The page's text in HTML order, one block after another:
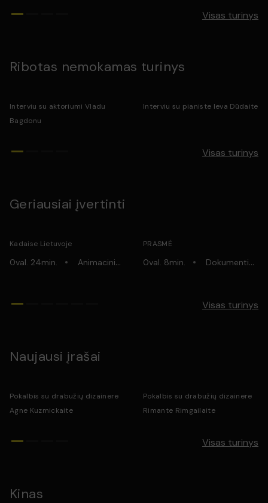
Donatas Bakėjus
Visas turinys
Ribotas nemokamas turinys
Interviu su aktoriumi Vladu
Bagdonu
Interviu su pianiste Ieva Dūdaite
Visas turinys
Geriausiai įvertinti
Trumpametražiai Lietuviški
Kadaise Lietuvoje
0val. 24min. Animaciniai Lietuviški
PRASMĖ
0val. 8min. Dokumentiniai
Visas turinys
Naujausi įrašai
Pokalbis su drabužių dizainere
Agne Kuzmickaite
Pokalbis su drabužių dizainere
Rimante Rimgailaite
Visas turinys
Kinas